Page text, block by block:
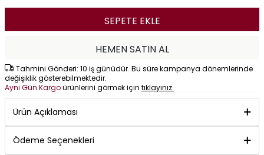
SEPETE EKLE
HEMEN SATIN AL
Tahmini Gönderi: 10 iş günüdür. Bu süre kampanya dönemlerinde
değişiklik gösterebilmektedir.
Aynı Gün Kargoürünlerini görmek için tıklayınız.
Ürün Açıklaması
Ödeme Seçenekleri